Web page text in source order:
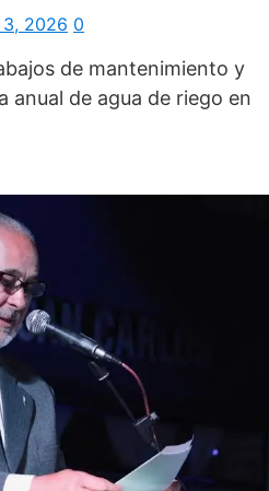
2026 0
de mantenimiento y
anual de agua de riego en